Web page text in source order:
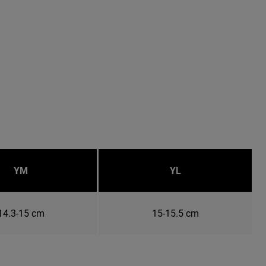
YM YL
15 cm 15-15.5 cm